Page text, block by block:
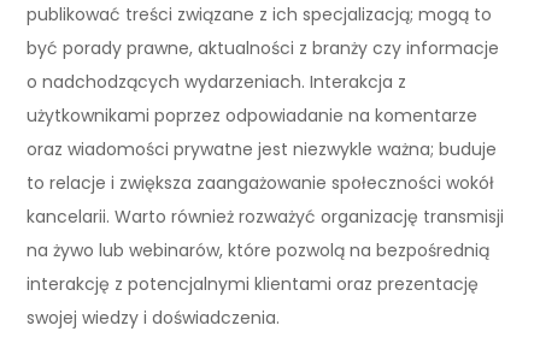
publikować treści związane z ich specjalizacją; mogą to
być porady prawne, aktualności z branży czy informacje
o nadchodzących wydarzeniach. Interakcja z
użytkownikami poprzez odpowiadanie na komentarze
oraz wiadomości prywatne jest niezwykle ważna; buduje
to relacje i zwiększa zaangażowanie społeczności wokół
kancelarii. Warto również rozważyć organizację transmisji
na żywo lub webinarów, które pozwolą na bezpośrednią
interakcję z potencjalnymi klientami oraz prezentację
swojej wiedzy i doświadczenia.